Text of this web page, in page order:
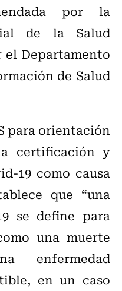
por la
de la Salud
el Departamento
de Salud
para orientación
certificación y
19 como causa
que “una
se define para
una muerte
enfermedad
en un caso